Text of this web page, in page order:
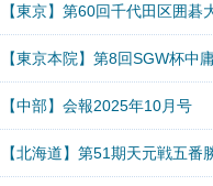
【東京】第60回千代田区囲碁
【東京本院】第8回SGW杯中
【中部】会報2025年10月号
【北海道】第51期天元戦五番